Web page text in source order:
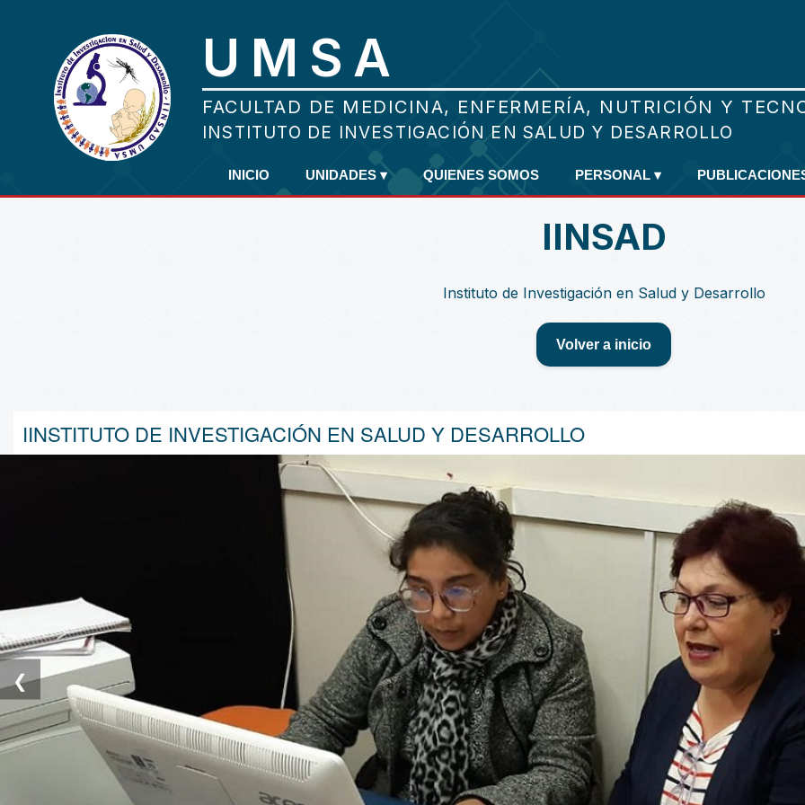
INICIO UNIDADES ▾ QUIENES SOMOS PERSONAL ▾
IINSAD
Instituto de Investigación en Salud y Desarrollo
Volver a inicio
IINSTITUTO DE INVESTIGACIÓN EN SALUD Y DESARROLLO
❮